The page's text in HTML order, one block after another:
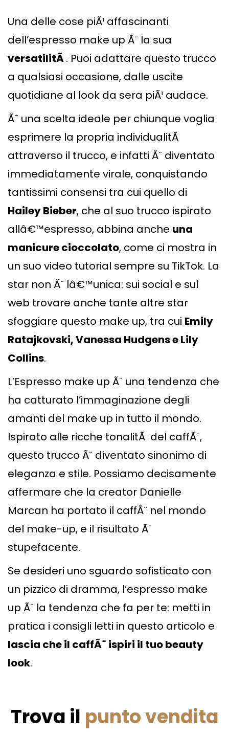
Una delle cose piÃ¹ affascinanti
dell’espresso make up Ã¨ la sua
versatilitÃ. Puoi adattare questo trucco
a qualsiasi occasione, dalle uscite
quotidiane al look da sera piÃ¹ audace.
Ãˆ una scelta ideale per chiunque voglia
esprimere la propria individualitÃ
attraverso il trucco, e infatti Ã¨ diventato
immediatamente virale, conquistando
tantissimi consensi tra cui quello di
Hailey Bieber, che al suo trucco ispirato
allâ€™espresso, abbina anche una
manicure cioccolato, come ci mostra in
un suo video tutorial sempre su TikTok. La
star non Ã¨ lâ€™unica: sui social e sul
web trovare anche tante altre star
sfoggiare questo make up, tra cui Emily
Ratajkovski, Vanessa Hudgens e Lily
Collins.
L’Espresso make up Ã¨ una tendenza che
ha catturato l’immaginazione degli
amanti del make up in tutto il mondo.
Ispirato alle ricche tonalitÃ del caffÃ¨,
questo trucco Ã¨ diventato sinonimo di
eleganza e stile. Possiamo decisamente
affermare che la creator Danielle
Marcan ha portato il caffÃ¨ nel mondo
del make-up, e il risultato Ã¨
stupefacente.
Se desideri uno sguardo sofisticato con
un pizzico di dramma, l’espresso make
up Ã¨ la tendenza che fa per te: metti in
pratica i consigli letti in questo articolo e
lascia che il caffÃ¨ ispiri il tuo beauty
look.
Trova il punto vendita